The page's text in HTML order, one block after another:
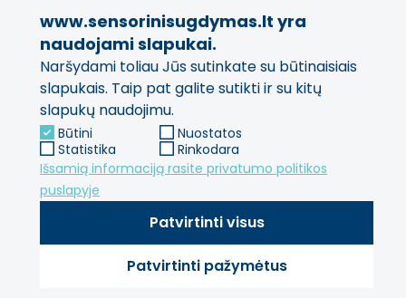
Pasidalinkite savo patirtimi!
Jūsų nuomonė svarbi mums
ir kitiems pirkėjams.
Palikti atsiliepimą
© 2013 - 2026 SensorinisUgdymas Visos teisės saugomos.
www.sensorinisugdymas.lt yra
naudojami slapukai.
Naršydami toliau Jūs sutinkate su būtinaisiais
slapukais. Taip pat galite sutikti ir su kitų
slapukų naudojimu.
Būtini
Nuostatos
Statistika
Rinkodara
Išsamią informaciją rasite privatumo politikos
puslapyje
Patvirtinti visus
Patvirtinti pažymėtus